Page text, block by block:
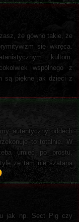
że gówno takie, że
się wkręca.
kultom.
wspólnego z
są piękne jak dzieci z
autentyczny oddech
to totalnie. W
umieć po prostu,
że tam nie szatana
jak np. Sect Pig czy